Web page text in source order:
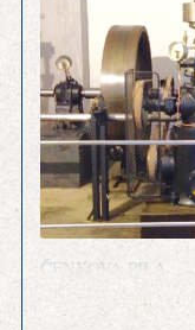
ČENKOVA PILA